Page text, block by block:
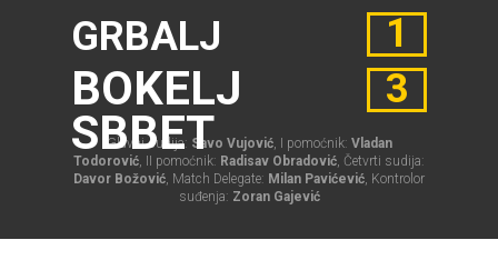
GRBALJ
BOKELJ
SBBET
1
3
Glavni sudija: Savo Vujović, I pomoćnik: Vladan
Todorović, II pomoćnik: Radisav Obradović, Četvrti sudija:
Davor Božović, Match Delegate: Milan Pavićević, Kontrolor
suđenja: Zoran Gajević